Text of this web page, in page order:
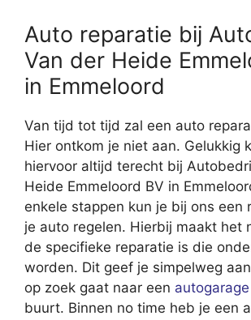
Auto reparatie bij
Van der Heide
in Emmeloord
Van tijd tot tijd zal een auto
Hier ontkom je niet aan. Gelukkig
hiervoor altijd terecht bij
Heide Emmeloord BV in
enkele stappen kun je bij ons een
je auto regelen. Hierbij maakt het
de specifieke reparatie is die
worden. Dit geef je simpelweg
op zoek gaat naar een autogarage
buurt. Binnen no time heb je een